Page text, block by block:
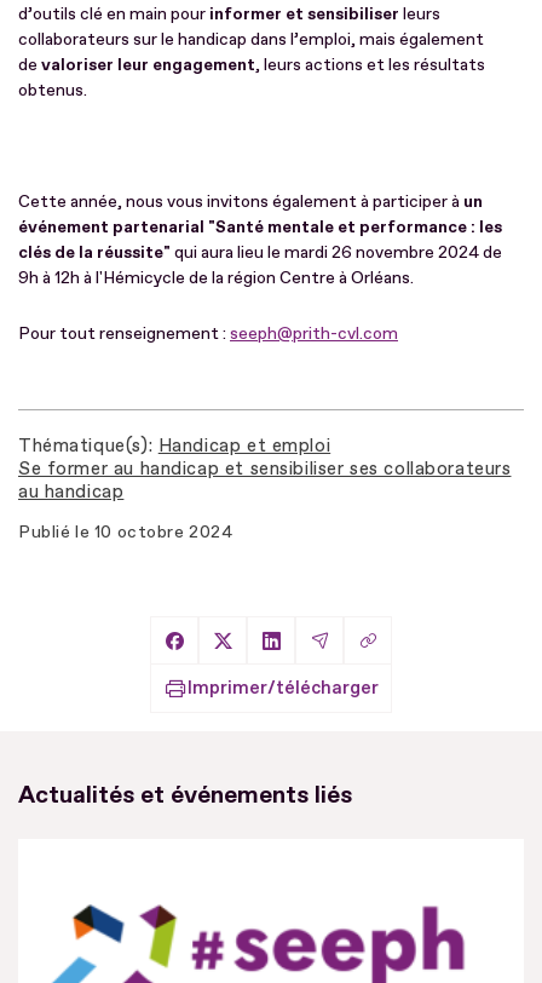
d’outils clé en main pour informer et sensibiliser leurs
collaborateurs sur le handicap dans l’emploi, mais également
de valoriser leur engagement, leurs actions et les résultats
obtenus.
Cette année, nous vous invitons également à participer à un
événement partenarial "Santé mentale et performance : les
clés de la réussite" qui aura lieu le mardi 26 novembre 2024 de
9h à 12h à l'Hémicycle de la région Centre à Orléans.
Pour tout renseignement : seeph@prith-cvl.com
Thématique(s) Handicap et emploi
Se former au handicap et sensibiliser ses collaborateurs
au handicap
Publié le 10 octobre 2024
Partager sur Facebook
Partager sur X
Partager sur LinkedIn
Partager par Email
Copier le lien
Imprimer/télécharger
Actualités et événements liés